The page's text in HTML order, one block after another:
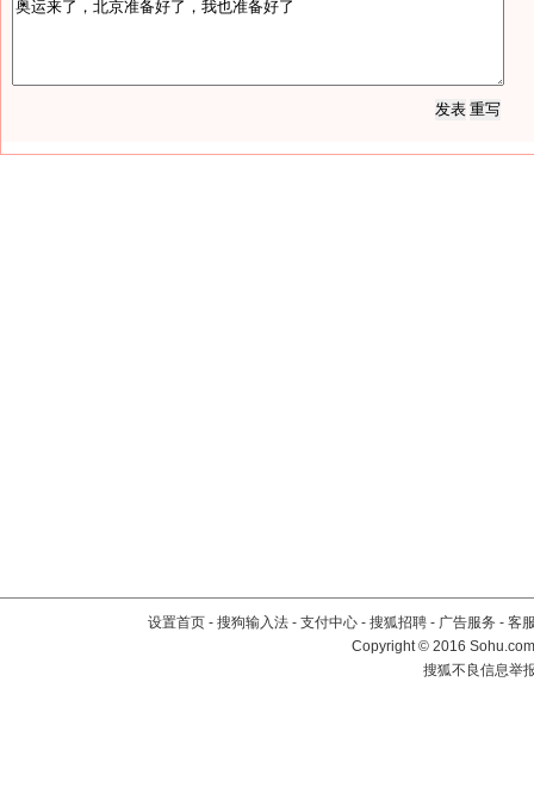
设置首页 - 搜狗输入法 - 支付中心 - 搜狐招聘 - 广告服务 - 客
Copyright©2016
搜狐不良信息举